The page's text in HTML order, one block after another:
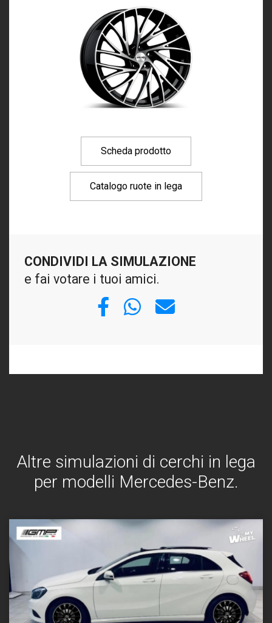
Scheda prodotto
Catalogo ruote in lega
CONDIVIDI LA SIMULAZIONE
e fai votare i tuoi amici.
Altre simulazioni di cerchi in lega
per modelli Mercedes-Benz.